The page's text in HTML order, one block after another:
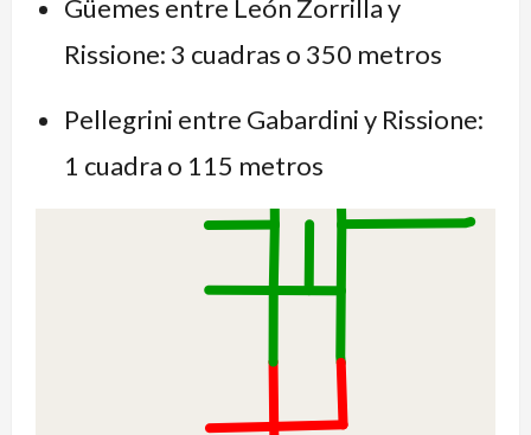
Güemes entre León Zorrilla y
Rissione: 3 cuadras o 350 metros
Pellegrini entre Gabardini y Rissione:
1 cuadra o 115 metros